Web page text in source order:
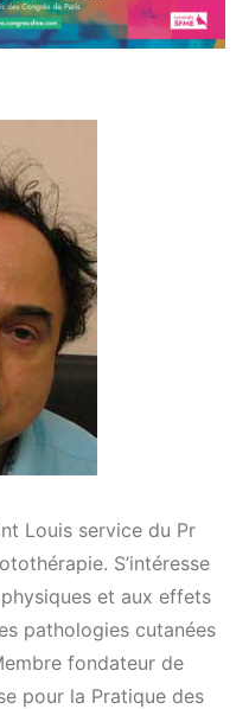
Louis service du Pr
S’intéresse
et aux effets
pathologies cutanées
fondateur de
pour la Pratique des